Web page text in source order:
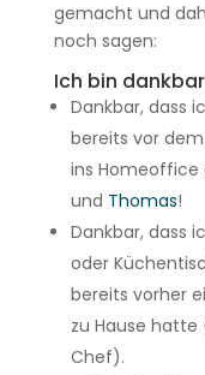
gemacht und
noch sagen:
Ich bin
Dankbar, dass
bereits vor
ins Homeoffice
und Thomas!
Dankbar, dass
oder
bereits vorher
zu Hause
Chef).